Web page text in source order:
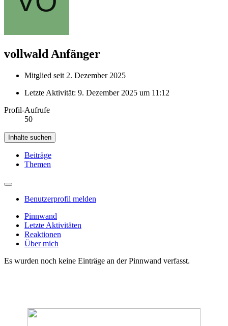
vollwald Anfänger
Mitglied seit 2. Dezember 2025
Letzte Aktivität: 9. Dezember 2025 um 11:12
Profil-Aufrufe
50
Inhalte suchen
Beiträge
Themen
Benutzerprofil melden
Pinnwand
Letzte Aktivitäten
Reaktionen
Über mich
Es wurden noch keine Einträge an der Pinnwand verfasst.